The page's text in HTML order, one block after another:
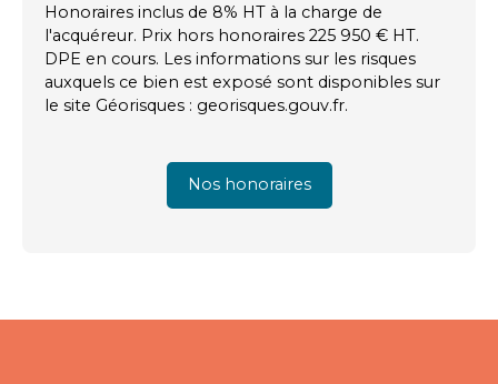
Honoraires inclus de 8% HT à la charge de
l'acquéreur. Prix hors honoraires 225 950 € HT.
DPE en cours. Les informations sur les risques
auxquels ce bien est exposé sont disponibles sur
le site Géorisques : georisques.gouv.fr.
Nos honoraires